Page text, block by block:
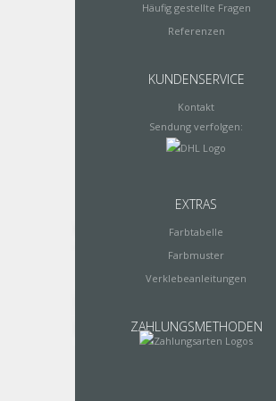
Häufig gestellte Fragen
Referenzen
KUNDENSERVICE
Kontakt
Sendung verfolgen:
EXTRAS
Farbtabelle
Farbmuster
Verklebeanleitungen
ZAHLUNGSMETHODEN